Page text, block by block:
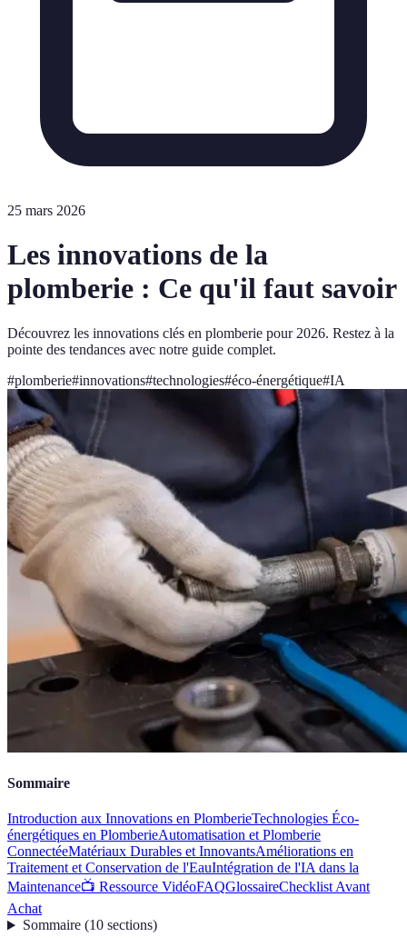
25 mars 2026
Les innovations de la
plomberie : Ce qu'il faut savoir
Découvrez les innovations clés en plomberie pour 2026. Restez à la
pointe des tendances avec notre guide complet.
#plomberie#innovations#technologies#éco-énergétique#IA
Sommaire
Introduction aux Innovations en PlomberieTechnologies Éco-
énergétiques en PlomberieAutomatisation et Plomberie
ConnectéeMatériaux Durables et InnovantsAméliorations en
Traitement et Conservation de l'EauIntégration de l'IA dans la
Maintenance📺 Ressource VidéoFAQGlossaireChecklist Avant
Achat
Sommaire(10 sections)